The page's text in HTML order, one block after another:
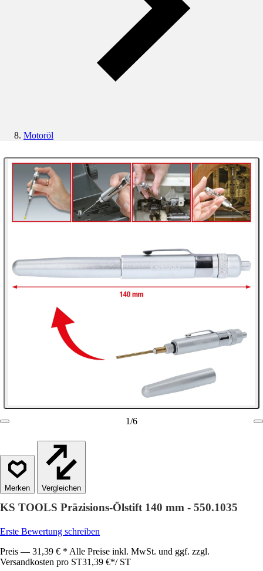
Motoröl
1/6
Vergleichen
KS TOOLS Präzisions-Ölstift 140 mm - 550.1035
Erste Bewertung schreiben
Preis — 31,39 € * Alle Preise inkl. MwSt. und ggf. zzgl.
Versandkosten pro ST31,39 €*/ ST